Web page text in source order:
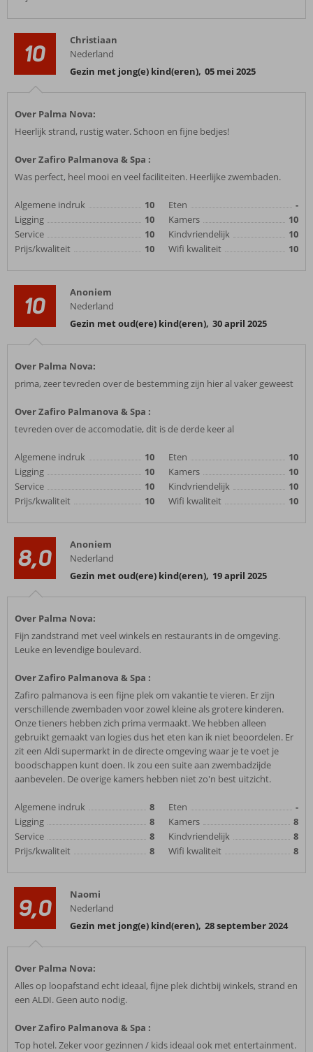
10
Christiaan
Nederland
Gezin met jong(e) kind(eren), 05 mei 2025
Over Palma Nova:
Heerlijk strand, rustig water. Schoon en fijne bedjes!
Over Zafiro Palmanova & Spa :
Was perfect, heel mooi en veel faciliteiten. Heerlijke zwembaden.
Algemene indruk
10
Ligging
10
Service
10
Prijs/kwaliteit
10
Eten
-
Kamers
10
Kindvriendelijk
10
Wifi kwaliteit
10
10
Anoniem
Nederland
Gezin met oud(ere) kind(eren), 30 april 2025
Over Palma Nova:
prima, zeer tevreden over de bestemming zijn hier al vaker geweest
Over Zafiro Palmanova & Spa :
tevreden over de accomodatie, dit is de derde keer al
Algemene indruk
10
Ligging
10
Service
10
Prijs/kwaliteit
10
Eten
10
Kamers
10
Kindvriendelijk
10
Wifi kwaliteit
10
8,0
Anoniem
Nederland
Gezin met oud(ere) kind(eren), 19 april 2025
Over Palma Nova:
Fijn zandstrand met veel winkels en restaurants in de omgeving.
Leuke en levendige boulevard.
Over Zafiro Palmanova & Spa :
Zafiro palmanova is een fijne plek om vakantie te vieren. Er zijn
verschillende zwembaden voor zowel kleine als grotere kinderen.
Onze tieners hebben zich prima vermaakt. We hebben alleen
gebruikt gemaakt van logies dus het eten kan ik niet beoordelen. Er
zit een Aldi supermarkt in de directe omgeving waar je te voet je
boodschappen kunt doen. Ik zou een suite aan zwembadzijde
aanbevelen. De overige kamers hebben niet zo'n best uitzicht.
Algemene indruk
8
Ligging
8
Service
8
Prijs/kwaliteit
8
Eten
-
Kamers
8
Kindvriendelijk
8
Wifi kwaliteit
8
9,0
Naomi
Nederland
Gezin met jong(e) kind(eren), 28 september 2024
Over Palma Nova:
Alles op loopafstand echt ideaal, fijne plek dichtbij winkels, strand en
een ALDI. Geen auto nodig.
Over Zafiro Palmanova & Spa :
Top hotel. Zeker voor gezinnen / kids ideaal ook met entertainment.